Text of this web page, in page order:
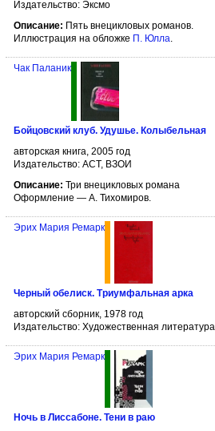
Издательство: Эксмо
Описание: Пять внецикловых романов.
Иллюстрация на обложке П. Юлла
Чак Паланик
Бойцовский клуб. Удушье. Колыбельная
авторская книга, 2005 год
Издательство: АСТ, ВЗОИ
Описание: Три внецикловых романа
Оформление — А. Тихомиров.
Эрих Мария Ремарк
Черный обелиск. Триумфальная арка
авторский сборник, 1978 год
Издательство: Художественная литература
Эрих Мария Ремарк
Ночь в Лиссабоне. Тени в раю